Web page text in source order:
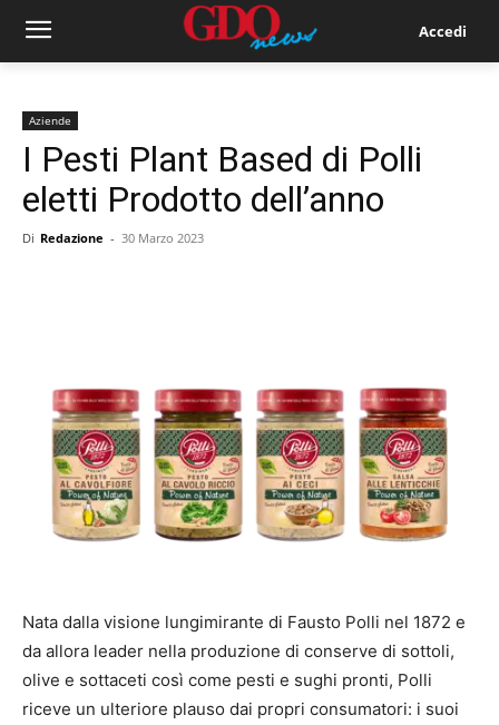
Accedi
Aziende
I Pesti Plant Based di Polli
eletti Prodotto dell’anno
Di Redazione - 30 Marzo 2023
Nata dalla visione lungimirante di Fausto Polli nel 1872 e
da allora leader nella produzione di conserve di sottoli,
olive e sottaceti così come pesti e sughi pronti, Polli
riceve un ulteriore plauso dai propri consumatori: i suoi